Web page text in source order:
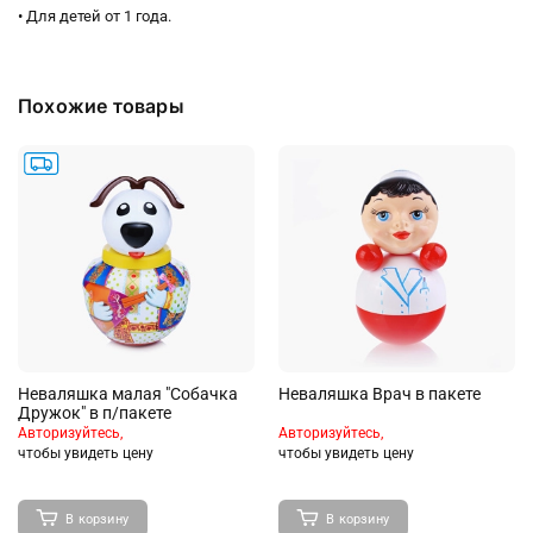
• Для детей от 1 года.
Похожие товары
Неваляшка малая "Собачка
Дружок" в п/пакете
Авторизуйтесь,
чтобы увидеть цену
В корзину
Неваляшка Врач в пакете
Авторизуйтесь,
чтобы увидеть цену
В корзину